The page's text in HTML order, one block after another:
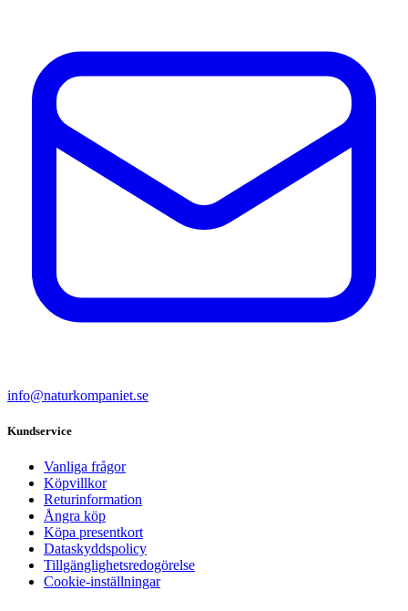
info@naturkompaniet.se
Kundservice
Vanliga frågor
Köpvillkor
Returinformation
Ångra köp
Köpa presentkort
Dataskyddspolicy
Tillgänglighetsredogörelse
Cookie-inställningar